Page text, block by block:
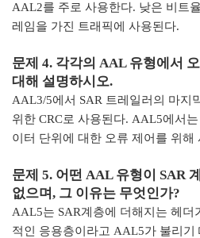
AAL2를 주로 사용한다. 낮은 비트
레임을 가진 트래픽에 사용된다.
문제 4. 각각의 AAL 유형에서
대해 설명하시오.
AAL3/5에서 SAR 트레일러의 마지
위한 CRC로 사용된다. AAL5에서
이터 단위에 대한 오류 제어를 위해
문제 5. 어떤 AAL 유형이 SAR
없으며 , 그 이유는 무엇인가?
AAL5는 SAR계층에 더해지는 헤더
적인 응용층이라고 AAL5가 불리기